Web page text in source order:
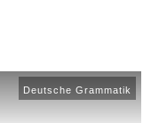
Deutsche Grammatik